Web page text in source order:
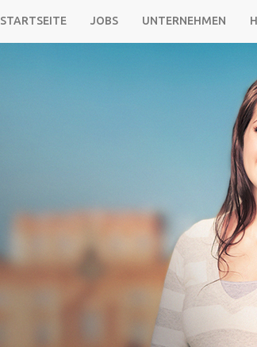
STARTSEITE JOBS UNTERNEHMEN